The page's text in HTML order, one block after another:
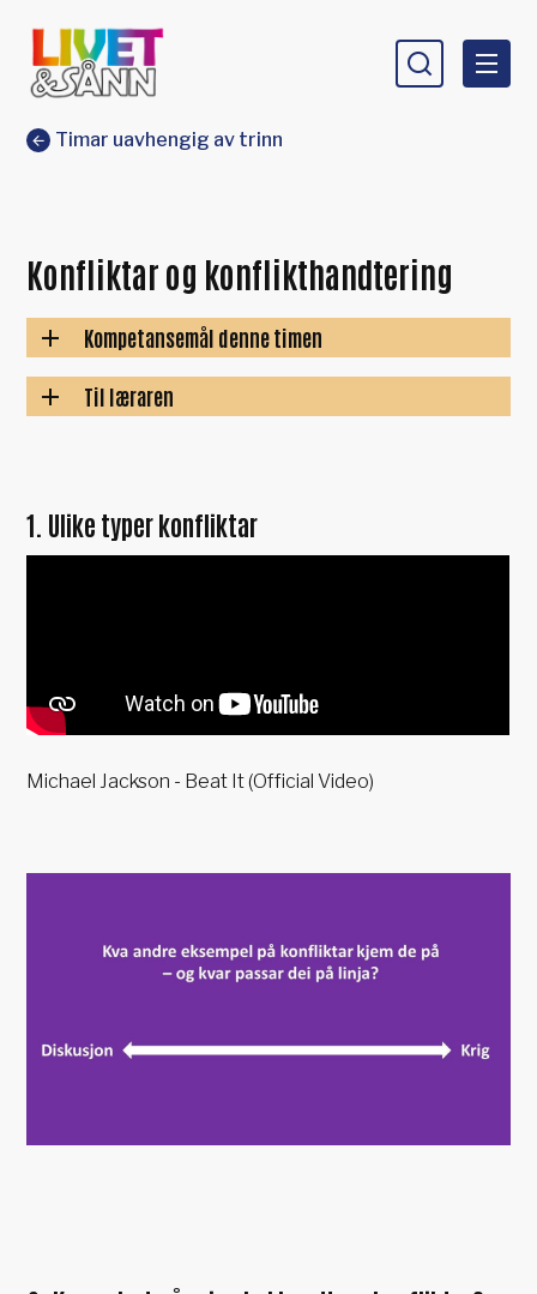
Du er her:
Timar uavhengig av trinn
Konfliktar og konflikthandtering
Kompetansemål denne timen
Til læraren
1. Ulike typer konfliktar
Michael Jackson - Beat It (Official Video)